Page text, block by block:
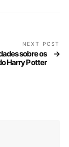
NEXT POST
sobre os
Harry Potter